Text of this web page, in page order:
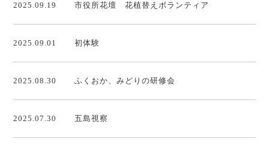
2025.09.19 市役所花壇 花植替えボランティア
2025.09.01 初体験
2025.08.30 ふくおか、みどりの研修会
2025.07.30 五島視察